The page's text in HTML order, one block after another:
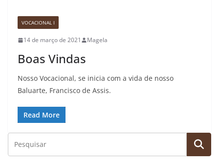
VOCACIONAL I
14 de março de 2021 Magela
Boas Vindas
Nosso Vocacional, se inicia com a vida de nosso
Baluarte, Francisco de Assis.
Read More